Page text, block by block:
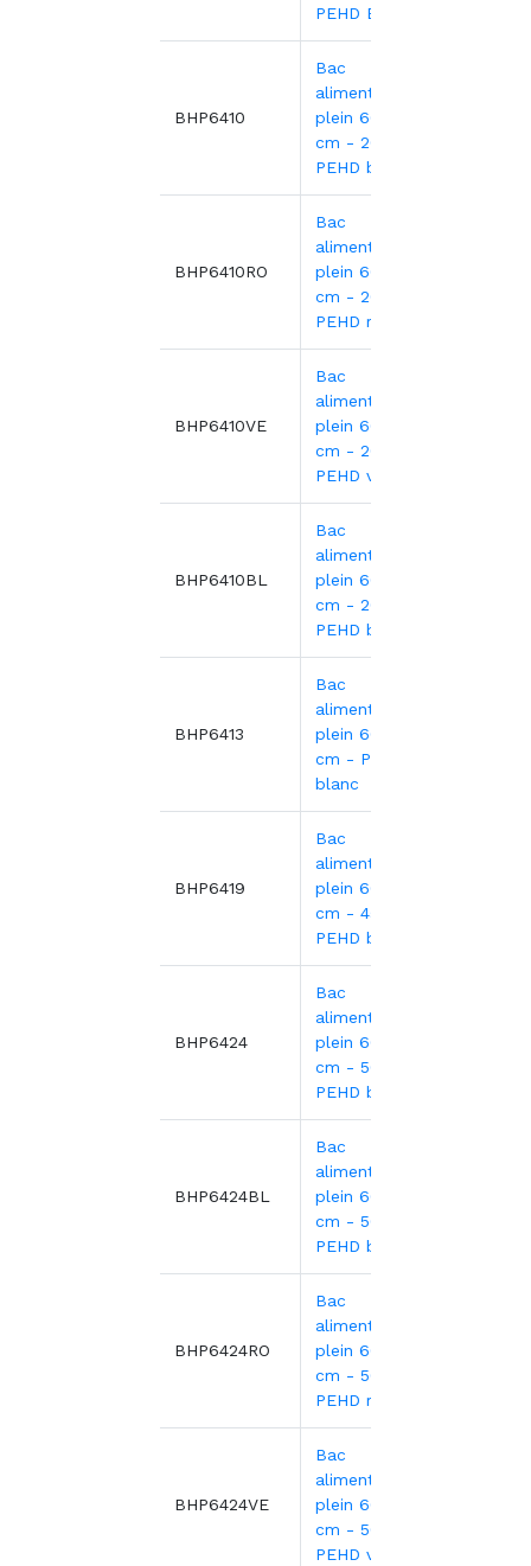
PEHD Blanc
BHP6410
Bac
alimentaire
plein 60x40x10
cm - 20L -
PEHD blanc
BHP6410RO
Bac
alimentaire
plein 60x40x10
cm - 20L -
PEHD rouge
BHP6410VE
Bac
alimentaire
plein 60x40x10
cm - 20L -
PEHD vert
BHP6410BL
Bac
alimentaire
plein 60x40x10
cm - 20L
PEHD bleu
BHP6413
Bac
alimentaire
plein 60x40x13
cm - PEHD
blanc
BHP6419
Bac
alimentaire
plein 60x40x19
cm - 45L
PEHD blanc
BHP6424
Bac
alimentaire
plein 60x40x24
cm - 50L
PEHD blanc
BHP6424BL
Bac
alimentaire
plein 60x40x24
cm - 50L
PEHD bleu
BHP6424RO
Bac
alimentaire
plein 60x40x24
cm - 50L
PEHD rouge
BHP6424VE
Bac
alimentaire
plein 60x40x24
cm - 50L
PEHD vert